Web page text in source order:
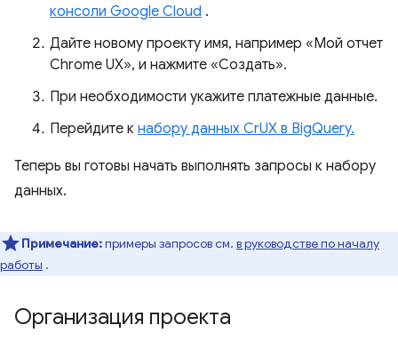
консоли Google Cloud .
Дайте новому проекту имя, например «Мой отчет
Chrome UX», и нажмите «Создать».
При необходимости укажите платежные данные.
Перейдите к набору данных CrUX в BigQuery.
Теперь вы готовы начать выполнять запросы к набору
данных.
Примечание:примеры запросов см. в руководстве по началу
работы .
Организация проекта